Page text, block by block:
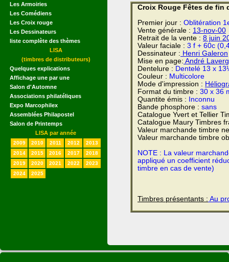
Les Armoiries
Les Comédiens
Les Croix rouge
Les Dessinateurs
liste complète des thèmes
LISA
(timbres de distributeurs)
Quelques explications
Affichage une par une
Salon d'Automne
Associations philatéliques
Expo Marcophilex
Assemblées Philapostel
Salon de Printemps
LISA par année
2009 2010 2011 2012
2013
2014
2015 2016 2017
2018
2019
2020 2021 2022
2023
2024
2025
Croix Rouge Fêtes de fin
Premier jour : Oblitération
Vente générale : 13-nov-00
Retrait de la vente : 8 juin
Valeur faciale : 3 f + 60c
Dessinateur : Henri Galeron
Mise en page: André
Dentelure : Dentelé 13 x
Couleur : Multicolore
Mode d'impression :
Format du timbre : 30 x 36
Quantite émis :
Inconnu
Bande phosphore : sans
Catalogue Yvert et Tellier
Catalogue Maury Timbres
Valeur marchande timbre
Valeur marchande timbre
NOTE : La valeur
appliqué un coefficient
timbre en cas de vente)
Timbres présentants : Au